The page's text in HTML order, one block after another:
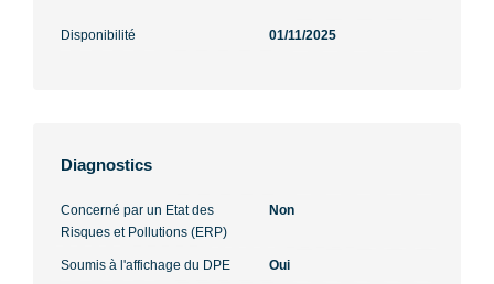
Disponibilité 01/11/2025
Diagnostics
Concerné par un Etat des
Risques et Pollutions (ERP)
Non
Soumis à l'affichage du DPE Oui